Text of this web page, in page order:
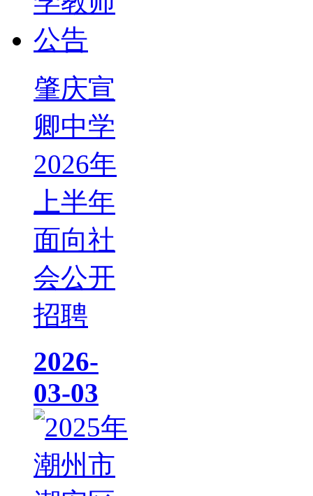
肇庆宣
卿中学
2026年
上半年
面向社
会公开
招聘
2026-
03-03